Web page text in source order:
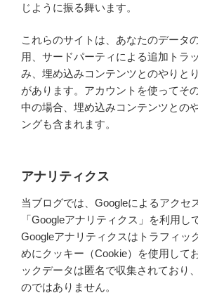
じように振る舞います。
これらのサイトは、あなたのデータ
用、サードパーティによる追加トラ
み、埋め込みコンテンツとのやりと
があります。アカウントを使ってそ
中の場合、埋め込みコンテンツとの
ングも含まれます。
アナリティクス
当ブログでは、Googleによるアクセ
「Googleアナリティクス」を利用し
Googleアナリティクスはトラフィッ
めにクッキー（Cookie）を使用して
ックデータは匿名で収集されており
のではありません。